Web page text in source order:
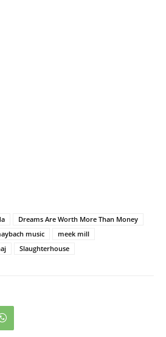
Dreams Are Worth More Than Money
music
meek mill
Slaughterhouse